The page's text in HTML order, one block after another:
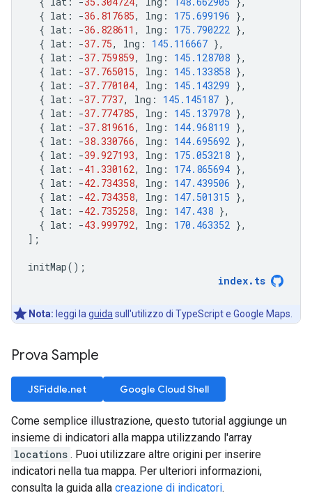
{ lat : -36.817685, lng : 175.699196 },
{ lat : -36.828611 , lng : 175.790222 },
{ lat : -37.75, lng : 145.116667 },
{ lat : -37.759859, lng : 145.128708 },
{ lat : -37.765015, lng : 145.133858 },
{ lat : -37.770104, lng : 145.143299 },
{ lat : -37.7737, lng : 145.145187 },
{ lat : -37.774785, lng : 145.137978 },
{ lat : -37.819616, lng : 144.968119 },
{ lat : -38.330766, lng : 144.695692 },
{ lat : -39.927193, lng : 175.053218 },
{ lat : -41.330162, lng : 174.865694 },
{ lat : -42.734358, lng : 147.439506 },
{ lat : -42.734358, lng : 147.501315 },
{ lat : -42.735258, lng : 147.438 },
{ lat : -43.999792, lng : 170.463352 },
];
initMap();
index. ts
Nota: leggi laguidasull'utilizzo di TypeScript e Google Maps.
Prova Sample
JSFiddle.net Google Cloud Shell
Come semplice illustrazione, questo tutorial aggiunge un
insieme di indicatori alla mappa utilizzando l'array
locations . Puoi utilizzare altre origini per inserire
indicatori nella tua mappa. Per ulteriori informazioni,
consulta la guida alla creazione di indicatori.